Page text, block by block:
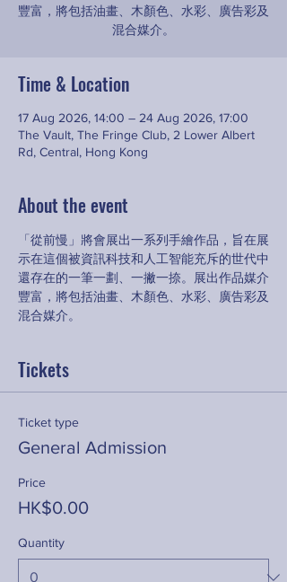
豐富，將包括油畫、木顏色、水彩、廣告彩及
混合媒介。
Time & Location
17 Aug 2026, 14:00 – 24 Aug 2026, 17:00
The Vault, The Fringe Club, 2 Lower Albert
Rd, Central, Hong Kong
About the event
「從前慢」將會展出一系列手繪作品，旨在展
示在這個被資訊科技和人工智能充斥的世代中
還存在的一筆一劃、一撇一捺。展出作品媒介
豐富，將包括油畫、木顏色、水彩、廣告彩及
混合媒介。
Tickets
Ticket type
General Admission
Price
HK$0.00
Quantity